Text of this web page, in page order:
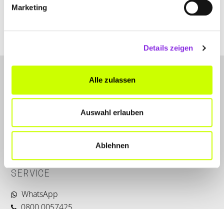
Marketing
Details zeigen
Alle zulassen
Auswahl erlauben
Ablehnen
Kontakt
SERVICE
WhatsApp